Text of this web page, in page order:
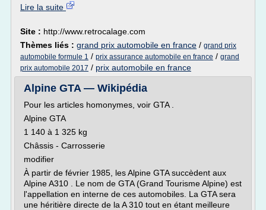
Lire la suite
Site : http://www.retrocalage.com
Thèmes liés : grand prix automobile en france / grand prix
automobile formule 1 / prix assurance automobile en france / grand
prix automobile 2017 / prix automobile en france
Alpine GTA — Wikipédia
Pour les articles homonymes, voir GTA .
Alpine GTA
1 140 à 1 325 kg
Châssis - Carrosserie
modifier
À partir de février 1985, les Alpine GTA succèdent aux
Alpine A310 . Le nom de GTA (Grand Tourisme Alpine) est
l'appellation en interne de ces automobiles. La GTA sera
une héritière directe de la A 310 tout en étant meilleure